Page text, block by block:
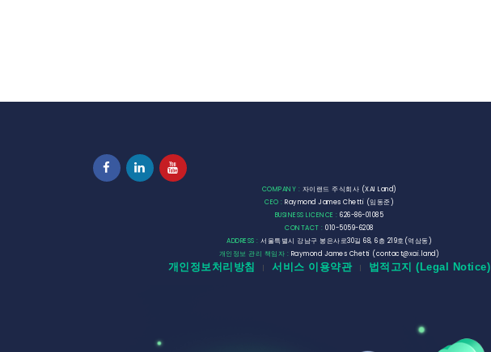
COMPANY : 자이랜드 주식회사 (XAI Land)
CEO : Raymond James Chetti (임동준)
BUSINESS LICENCE : 626-86-01085
CONTACT : 010-5059-6208
ADDRESS : 서울특별시 강남구 봉은사로30길 68, 6층 219호(역삼동)
개인정보 관리 책임자 : Raymond James Chetti (contact@xai.land)
개인정보처리방침 서비스 이용약관 법적고지 (Legal Notice)